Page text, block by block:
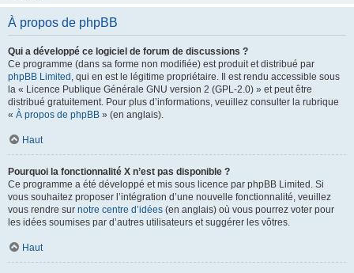
À propos de phpBB
Qui a développé ce logiciel de forum de discussions ?
Ce programme (dans sa forme non modifiée) est produit et distribué par
phpBB Limited , qui en est le légitime propriétaire. Il est rendu accessible sous
la « Licence Publique Générale GNU version 2 (GPL-2.0) » et peut être
distribué gratuitement. Pour plus d’informations, veuillez consulter la rubrique
« À propos de phpBB » (en anglais).
Haut
Pourquoi la fonctionnalité X n’est pas disponible ?
Ce programme a été développé et mis sous licence par phpBB Limited. Si
vous souhaitez proposer l’intégration d’une nouvelle fonctionnalité, veuillez
vous rendre sur notre centre d’idées (en anglais) où vous pourrez voter pour
les idées soumises par d’autres utilisateurs et suggérer les vôtres.
Haut